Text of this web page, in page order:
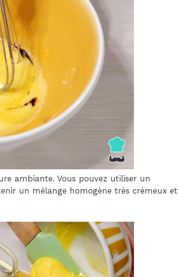
ambiante. Vous pouvez utiliser un
un mélange homogène très crémeux et